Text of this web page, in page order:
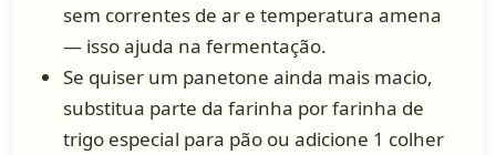
sem correntes de ar e temperatura amena
— isso ajuda na fermentação.
Se quiser um panetone ainda mais macio,
substitua parte da farinha por farinha de
trigo especial para pão ou adicione 1 colher